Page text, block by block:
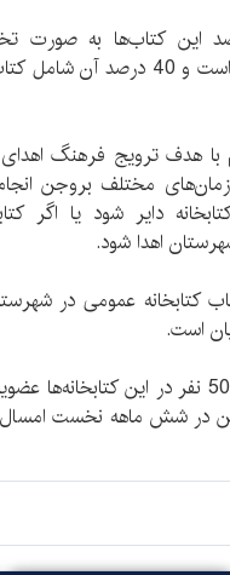
بیش از 60 درصد این
گرایش‌‌های این رشته مرتبط است
با هدف ترویج فرهنگ
مختلف بروجن
دایر شود یا اگر
اهدا شود.
کتابخانه عمومی در
است.